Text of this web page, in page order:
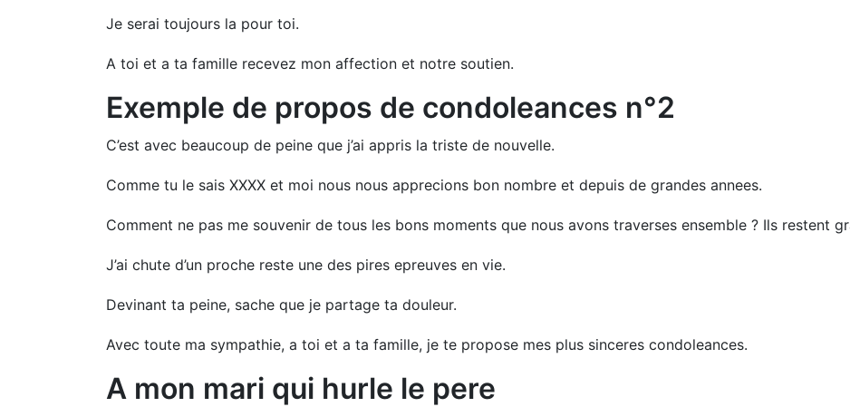
Je serai toujours la pour toi.
A toi et a ta famille recevez mon affection et notre soutien.
Exemple de propos de condoleances n°2
C’est avec beaucoup de peine que j’ai appris la triste de nouvelle.
Comme tu le sais XXXX et moi nous nous apprecions bon nombre et depuis de grandes annees.
Comment ne pas me souvenir de tous les bons moments que nous avons traverses ensemble ? Ils restent
J’ai chute d’un proche reste une des pires epreuves en vie.
Devinant ta peine, sache que je partage ta douleur.
Avec toute ma sympathie, a toi et a ta famille, je te propose mes plus sinceres condoleances.
A mon mari qui hurle le pere